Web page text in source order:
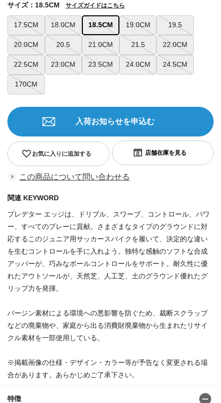
17.5CM 18.0CM 18.5CM 19.0CM 19.5
20.0CM 20.5 21.0CM 21.5 22.0CM
22.5CM 23.0CM 23.5CM 24.0CM 24.5CM
170CM
サイズ：18.5CM サイズガイドはこちら
お気に入りに追加する
入荷お知らせを申込む
この商品について問い合わせる
関連 KEYWORD
プレデター エッジは、ドリブル、スワーブ、コントロール、パワ
ー、すべてのプレーに貢献。さまざまなタイプのグラウンドに対
応するこのジュニア用サッカースパイクを履いて、決定的な違い
を生むコントロールを手に入れよう。独特な感触のソフトな合成
アッパーが、巧みなボールコントロールをサポート。耐久性に優
れたアウトソールが、天然芝、人工芝、土のグラウンド優れたグ
リップ力を発揮。
バージン素材による環境への悪影響を防ぐため、裁断スクラップ
などの廃棄物や、家庭から出る消費財廃棄物から生まれたリサイ
クル素材を一部使用している。
※掲載画像の仕様・デザイン・カラー等が予告なく変更される場
合があります。あらかじめご了承下さい。
特徴